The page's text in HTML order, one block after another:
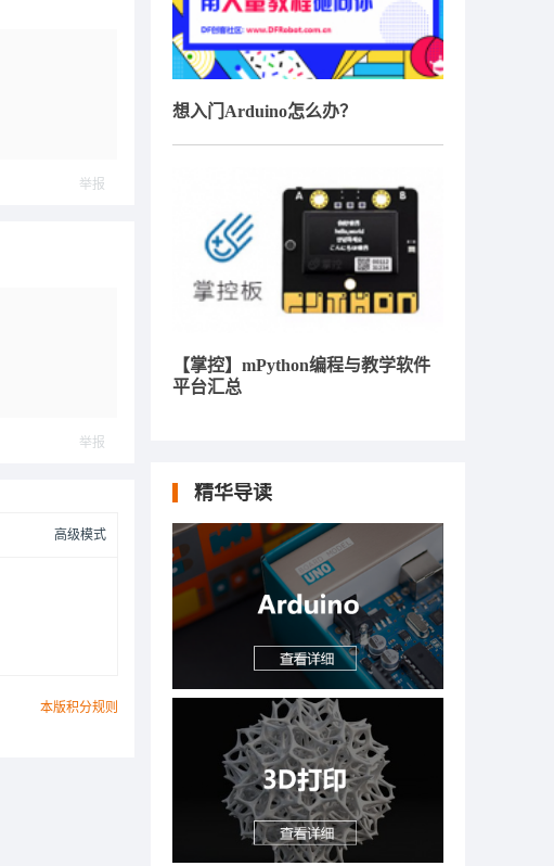
举报
举报
高级模式
本版积分规则
想入门Arduino怎么办？
【掌控】mPython编程与教学软件
平台汇总
精华导读